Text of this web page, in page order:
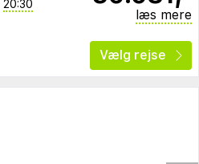
20:30
læs mere
Vælg rejse